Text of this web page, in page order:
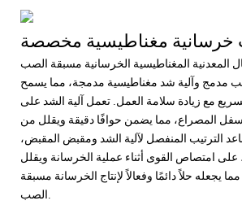
خرسانية مغناطيسية مخصصة
المعدنية المغناطيسية الخرسانية مسبقة الصب
مدمج وآلية شد مغناطيسية مدمجة، مما يسمح
مع زيادة سلامة العمل. تعمل آلية الشد على
المصراع، مما يضمن حوافًا دقيقة ويقلل من
الترتيب المنفصل لآلية الشد ومقبض المقبض،
على امتصاص القوى أثناء عملية الخرسانة ويقلل
يجعله حلاً دائمًا وفعالاً لإنتاج الخرسانة مسبقة
الصب.